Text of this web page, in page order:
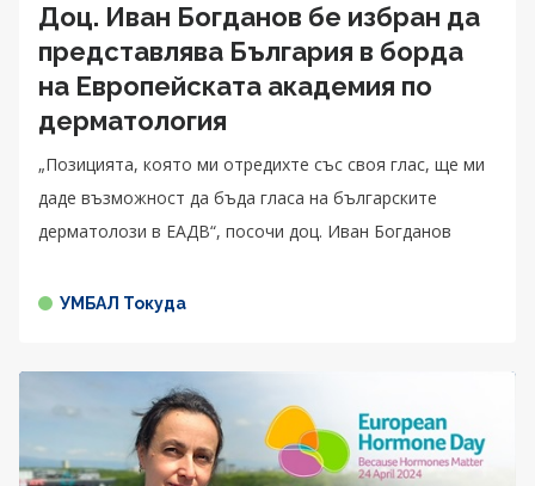
Доц. Иван Богданов бе избран да
представлява България в борда
на Европейската академия по
дерматология
„Позицията, която ми отредихте със своя глас, ще ми
даде възможност да бъда гласа на българските
дерматолози в ЕАДВ“, посочи доц. Иван Богданов
УМБАЛ Токуда